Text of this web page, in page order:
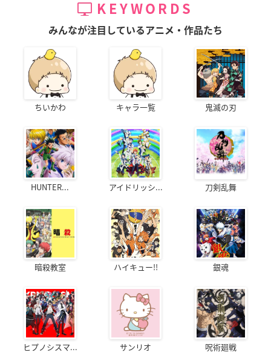
KEYWORDS
みんなが注目しているアニメ・作品たち
ちいかわ キャラ一覧 鬼滅の刃
HUNTER... アイドリッシ... 刀剣乱舞
暗殺教室 ハイキュー!! 銀魂
ヒプノシスマ... サンリオ 呪術廻戦